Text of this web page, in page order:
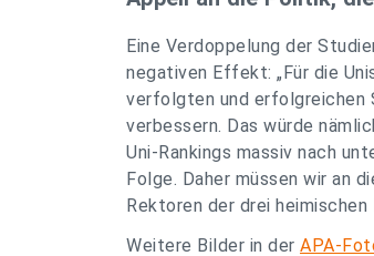
Eine Verdoppelung der
negativen Effekt: „Für die
verfolgten und erfolgreichen
verbessern. Das würde
Uni-Rankings massiv nach
Folge. Daher müssen wir an
Rektoren der drei
Weitere Bilder in der APA-